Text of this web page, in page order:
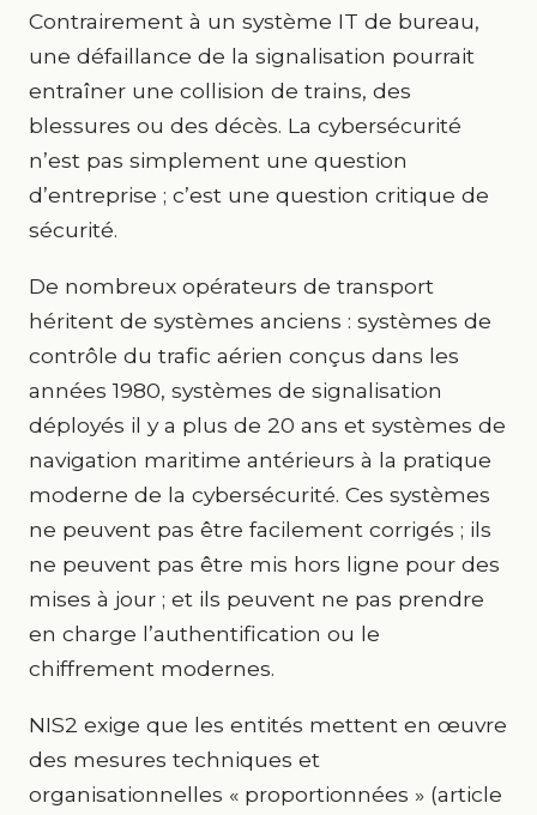
Contrairement à un système IT de bureau,
une défaillance de la signalisation pourrait
entraîner une collision de trains, des
blessures ou des décès. La cybersécurité
n’est pas simplement une question
d’entreprise ; c’est une question critique de
sécurité.
De nombreux opérateurs de transport
héritent de systèmes anciens : systèmes de
contrôle du trafic aérien conçus dans les
années 1980, systèmes de signalisation
déployés il y a plus de 20 ans et systèmes de
navigation maritime antérieurs à la pratique
moderne de la cybersécurité. Ces systèmes
ne peuvent pas être facilement corrigés ; ils
ne peuvent pas être mis hors ligne pour des
mises à jour ; et ils peuvent ne pas prendre
en charge l’authentification ou le
chiffrement modernes.
NIS2 exige que les entités mettent en œuvre
des mesures techniques et
organisationnelles « proportionnées » (article